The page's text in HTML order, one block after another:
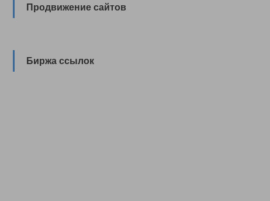
Продвижение сайтов
Биржа ссылок